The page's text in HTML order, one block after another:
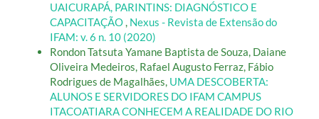
UAICURAPÁ, PARINTINS: DIAGNÓSTICO E
CAPACITAÇÃO, Nexus - Revista de Extensão do
IFAM: v. 6 n. 10 (2020)
Rondon Tatsuta Yamane Baptista de Souza, Daiane
Oliveira Medeiros, Rafael Augusto Ferraz, Fábio
Rodrigues de Magalhães, UMA DESCOBERTA:
ALUNOS E SERVIDORES DO IFAM CAMPUS
ITACOATIARA CONHECEM A REALIDADE DO RIO